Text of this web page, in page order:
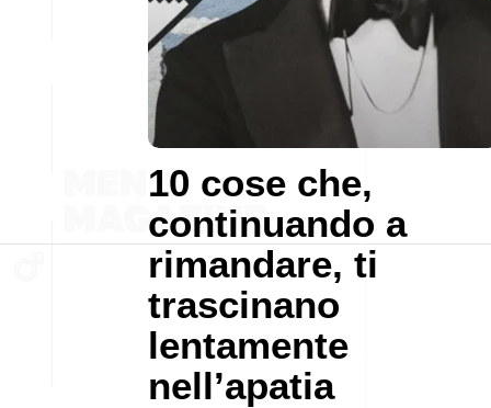
10 cose che,
continuando a
rimandare, ti
trascinano
lentamente
nell’apatia